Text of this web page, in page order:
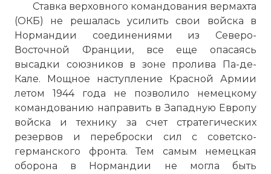
Ставка верховного командования вермахта
(ОКБ) не решалась усилить свои войска в
Нормандии соединениями из Северо-
Восточной Франции, все еще опасаясь
высадки союзников в зоне пролива Па-де-
Кале. Мощное наступление Красной Армии
летом 1944 года не позволило немецкому
командованию направить в Западную Европу
войска и технику за счет стратегических
резервов и переброски сил с советско-
германского фронта. Тем самым немецкая
оборона в Нормандии не могла быть